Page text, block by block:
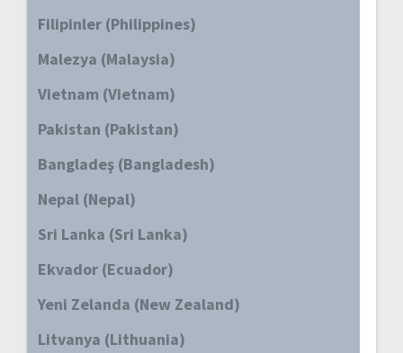
Filipinler (Philippines)
Malezya (Malaysia)
Vietnam (Vietnam)
Pakistan (Pakistan)
Bangladeş (Bangladesh)
Nepal (Nepal)
Sri Lanka (Sri Lanka)
Ekvador (Ecuador)
Yeni Zelanda (New Zealand)
Litvanya (Lithuania)